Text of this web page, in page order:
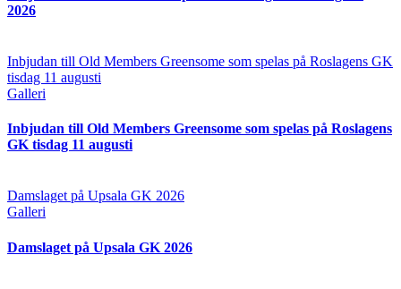
2026
Inbjudan till Old Members Greensome som spelas på Roslagens GK
tisdag 11 augusti
Galleri
Inbjudan till Old Members Greensome som spelas på Roslagens
GK tisdag 11 augusti
Damslaget på Upsala GK 2026
Galleri
Damslaget på Upsala GK 2026